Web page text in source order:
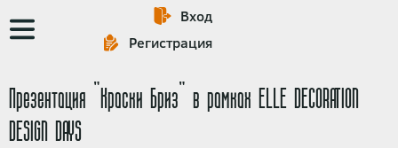
Основная
навигация
Вход
Регистрация
Презентация "Краски Бриз" в рамках ELLE DECORATION
DESIGN DAYS